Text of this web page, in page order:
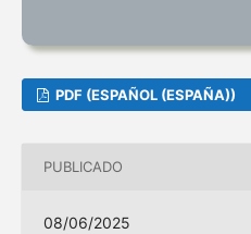
PDF (ESPAÑOL (ESPAÑA))
PUBLICADO
08/06/2025